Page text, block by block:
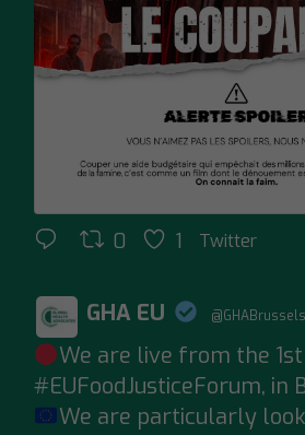
0 1 Twitter
;
GHA EU @GHABrussels
We are live from the
#EUFoodJusticeForum, in
We are particularly